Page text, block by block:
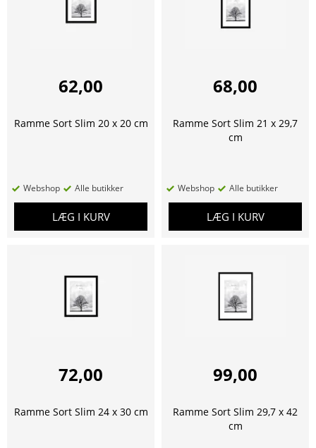
62,00
Ramme Sort Slim 20 x 20 cm
Webshop Alle butikker
LÆG I KURV
68,00
Ramme Sort Slim 21 x 29,7
cm
Webshop Alle butikker
LÆG I KURV
72,00
Ramme Sort Slim 24 x 30 cm
99,00
Ramme Sort Slim 29,7 x 42
cm